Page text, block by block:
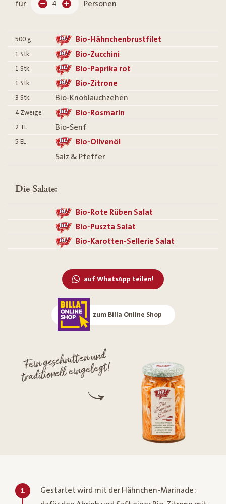
für 4 Personen
500 g Bio-Hähnchenbrustfilet
1 Stk. Bio-Zucchini
1 Stk. Bio-Paprika rot
1 Stk. Bio-Zitrone
3 Stk. Bio-Knoblauchzehen
4 Zweige Bio-Rosmarin
2 TL Bio-Senf
5 EL
Bio-Olivenöl
Salz & Pfeffer
Die Salate:
Bio-Rote Rüben Salat
Bio-Puszta Salat
Bio-Karotten-Sellerie Salat
auf WhatsApp teilen!
zum Billa Online Shop
Fein geschnitten und
traditionell eingelegt!
1
Gestartet wird mit der Hähnchen-Marinade: